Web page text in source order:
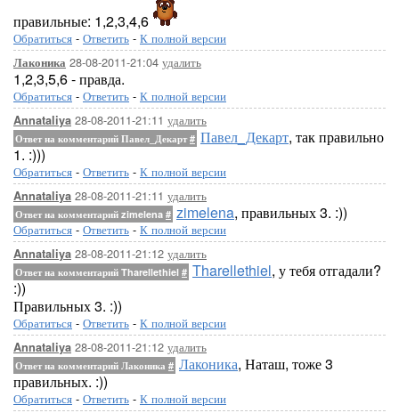
правильные: 1,2,3,4,6
Обратиться - Ответить - К полной версии
Лаконика 28-08-2011-21:04 удалить
1,2,3,5,6 - правда.
Обратиться - Ответить - К полной версии
Annataliya 28-08-2011-21:11 удалить
Ответ на комментарий Павел_Декарт# Павел_Декарт, так правильно
1. :)))
Обратиться - Ответить - К полной версии
Annataliya 28-08-2011-21:11 удалить
Ответ на комментарий zimelena # zimelena, правильных 3. :))
Обратиться - Ответить - К полной версии
Annataliya 28-08-2011-21:12 удалить
Ответ на комментарий Tharellethiel # Tharellethiel, у тебя отгадали?
:))
Правильных 3. :))
Обратиться - Ответить - К полной версии
Annataliya 28-08-2011-21:12 удалить
Ответ на комментарий Лаконика # Лаконика, Наташ, тоже 3
правильных. :))
Обратиться - Ответить - К полной версии